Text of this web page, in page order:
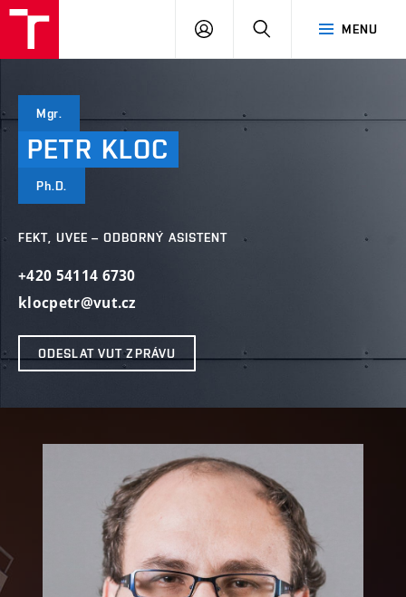
MENU
PŘIHLÁSIT
Mgr.
PETR KLOC
Ph.D.
FEKT, UVEE – ODBORNÝ ASISTENT
+420 54114 6730
klocpetr@vut.cz
ODESLAT VUT ZPRÁVU